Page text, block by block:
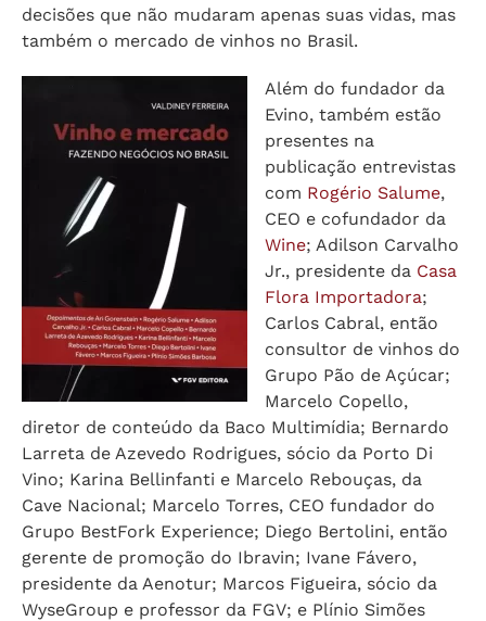
decisões que não mudaram apenas suas vidas, mas
também o mercado de vinhos no Brasil.
Além do fundador da
Evino, também estão
presentes na
publicação entrevistas
com Rogério Salume,
CEO e cofundador da
Wine; Adilson Carvalho
Jr., presidente da Casa
Flora Importadora;
Carlos Cabral, então
consultor de vinhos do
Grupo Pão de Açúcar;
Marcelo Copello,
diretor de conteúdo da Baco Multimídia; Bernardo
Larreta de Azevedo Rodrigues, sócio da Porto Di
Vino; Karina Bellinfanti e Marcelo Rebouças, da
Cave Nacional; Marcelo Torres, CEO fundador do
Grupo BestFork Experience; Diego Bertolini, então
gerente de promoção do Ibravin; Ivane Fávero,
presidente da Aenotur; Marcos Figueira, sócio da
WyseGroup e professor da FGV; e Plínio Simões